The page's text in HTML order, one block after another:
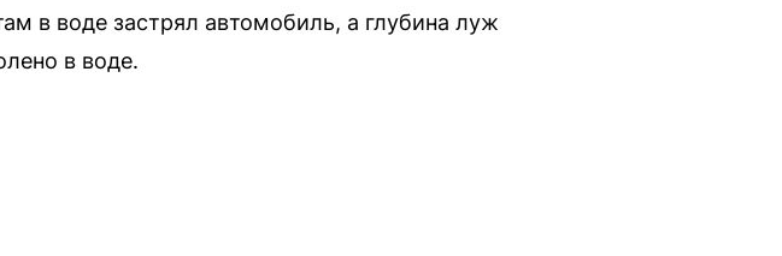
в воде застрял автомобиль, а глубина луж
в воде.